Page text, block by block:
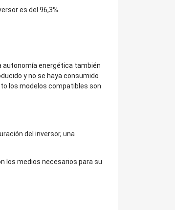
es del 96,3%.
autonomía energética también
y no se haya consumido
los modelos compatibles son
del inversor, una
los medios necesarios para su